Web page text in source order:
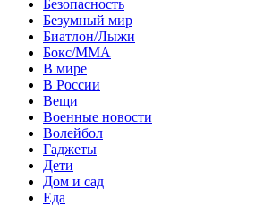
Безопасность
Безумный мир
Биатлон/Лыжи
Бокс/MMA
В мире
В России
Вещи
Военные новости
Волейбол
Гаджеты
Дети
Дом и сад
Еда